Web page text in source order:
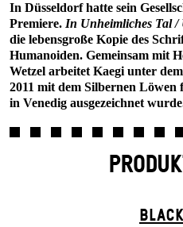
In Düsseldorf hatte sein
Premiere. In Unheimliches Tal /
die lebensgroße Kopie des
Humanoiden. Gemeinsam mit
Wetzel arbeitet Kaegi unter
2011 mit dem Silbernen
in Venedig ausgezeichnet